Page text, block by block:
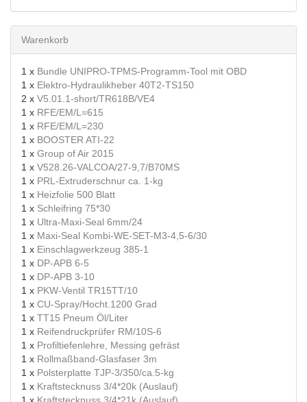
Warenkorb
1 x Bundle UNIPRO-TPMS-Programm-Tool mit OBD
1 x Elektro-Hydraulikheber 40T2-TS150
2 x V5.01.1-short/TR618B/VE4
1 x RFE/EM/L=615
1 x RFE/EM/L=230
1 x BOOSTER ATI-22
1 x Group of Air 2015
1 x V528.26-VALCOA/27-9,7/B70MS
1 x PRL-Extruderschnur ca. 1-kg
1 x Heizfolie 500 Blatt
1 x Schleifring 75*30
1 x Ultra-Maxi-Seal 6mm/24
1 x Maxi-Seal Kombi-WE-SET-M3-4,5-6/30
1 x Einschlagwerkzeug 385-1
1 x DP-APB 6-5
1 x DP-APB 3-10
1 x PKW-Ventil TR15TT/10
1 x CU-Spray/Hocht.1200 Grad
1 x TT15 Pneum Öl/Liter
1 x Reifendruckprüfer RM/10S-6
1 x Profiltiefenlehre, Messing gefräst
1 x Rollmaßband-Glasfaser 3m
1 x Polsterplatte TJP-3/350/ca.5-kg
1 x Kraftstecknuss 3/4*20k (Auslauf)